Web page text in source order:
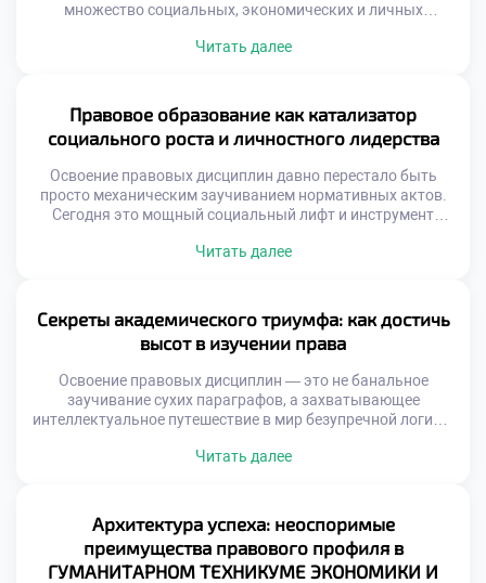
множество социальных, экономических и личных
директоров транснациональной корпорации или
происходящих процессов. Именно поэтому осознанное
обучение в московском техникуме становится тем самым
надежным компасом, который помогает абитуриентам не
Читать далее
Правовое образование как катализатор
социального роста и личностного лидерства
Освоение правовых дисциплин давно перестало быть
просто механическим заучиванием нормативных актов.
Сегодня это мощный социальный лифт и инструмент
личность, так и общество в целом. В эпоху глобализации
личностного и общественного прогресса, и качественное
обучение в московском техникуме выступает здесь […]
Читать далее
Секреты академического триумфа: как достичь
высот в изучении права
Освоение правовых дисциплин — это не банальное
заучивание сухих параграфов, а захватывающее
интеллектуальное путешествие в мир безупречной логики,
мечтающие о триумфе в профессии, неизбежно
московском техникуме становится тем самым надежным
компасом, который помогает будущим экспертам
эффективно овладевать сложными […]
Читать далее
Архитектура успеха: неоспоримые
преимущества правового профиля в
ГУМАНИТАРНОМ ТЕХНИКУМЕ ЭКОНОМИКИ И